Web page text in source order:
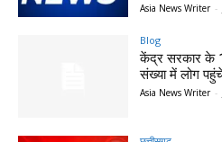
Asia News Writer -
Blog
केंद्र सरकार के
संख्या में लोग
Asia News Writer -